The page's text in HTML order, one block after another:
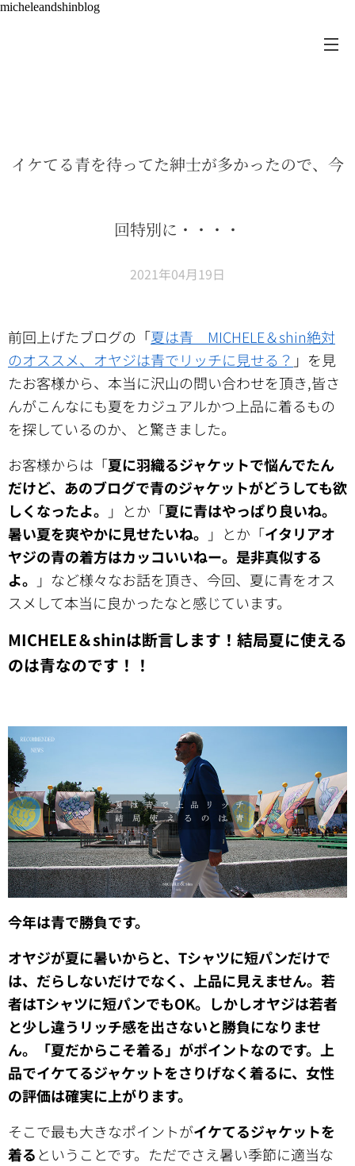
micheleandshinblog
イケてる青を待ってた紳士が多かったので、今
回特別に・・・・
2021年04月19日
前回上げたブログの「夏は青 MICHELE＆shin絶対
のオススメ、オヤジは青でリッチに見せる？ 」を見
たお客様から、本当に沢山の問い合わせを頂き,皆さ
んがこんなにも夏をカジュアルかつ上品に着るもの
を探しているのか、と驚きました。
お客様からは「夏に羽織るジャケットで悩んでたん
だけど、あのブログで青のジャケットがどうしても欲
しくなったよ。
」とか「夏に青はやっぱり良いね。
暑い夏を爽やかに見せたいね。
」とか「イタリアオ
ヤジの青の着方はカッコいいねー。是非真似する
よ。
」など様々なお話を頂き、今回、夏に青をオス
スメして本当に良かったなと感じています。
MICHELE＆shinは断言します！結局夏に使える
のは青なのです！！
今年は青で勝負です。
オヤジが夏に暑いからと、Tシャツに短パンだけで
は、だらしないだけでなく、上品に見えません。若
者はTシャツに短パンでもOK。しかしオヤジは若者
と少し違うリッチ感を出さないと勝負になりませ
ん。「夏だからこそ着る」がポイントなのです。上
品でイケてるジャケットをさりげなく着るに、女性
の評価は確実に上がります。
そこで最も大きなポイントがイケてるジャケットを
着るということです。ただでさえ暑い季節に適当な